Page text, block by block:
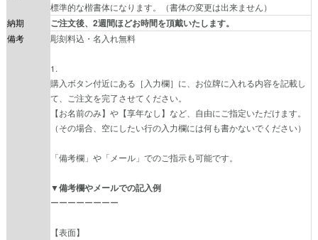
標準的な楷書体になります。（書体の変更は出来ません）
納期
ご注文後、2週間ほどお時間を頂戴いたします。
備考 彫刻料込・名入れ無料
1.
購入ボタン付近にある［入力欄］に、お位牌に入れる内容を記載し
て、ご注文を完了させてください。
【お名前のみ】や【享年なし】など、自由にご指定いただけます。
（その場合、空にしたい行の入力欄には何も書かないでください）
「備考欄」や「メール」でのご指示も可能です。
▼備考欄やメールでの記入例
ーーーーーーーー
【表面】